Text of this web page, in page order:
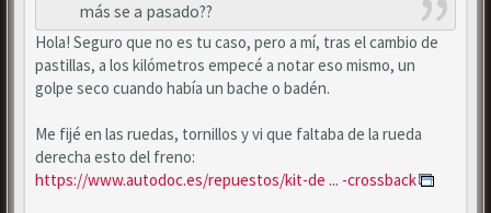
más se a pasado??
Hola! Seguro que no es tu caso, pero a mí, tras el cambio de
pastillas, a los kilómetros empecé a notar eso mismo, un
golpe seco cuando había un bache o badén.
Me fijé en las ruedas, tornillos y vi que faltaba de la rueda
derecha esto del freno:
https://www.autodoc.es/repuestos/kit-de ... -crossback